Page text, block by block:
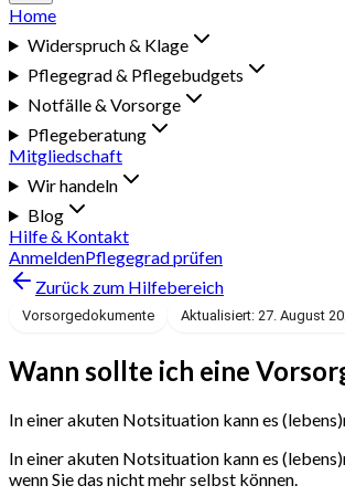
Home
Widerspruch & Klage
Pflegegrad & Pflegebudgets
Notfälle & Vorsorge
Pflegeberatung
Mitgliedschaft
Wir handeln
Blog
Hilfe & Kontakt
AnmeldenPflegegrad prüfen
Zurück zum Hilfebereich
Vorsorgedokumente Aktualisiert: 27. August
Wann sollte ich eine
In einer akuten Notsituation kann es
In einer akuten Notsituation kann es
wenn Sie das nicht mehr selbst können.